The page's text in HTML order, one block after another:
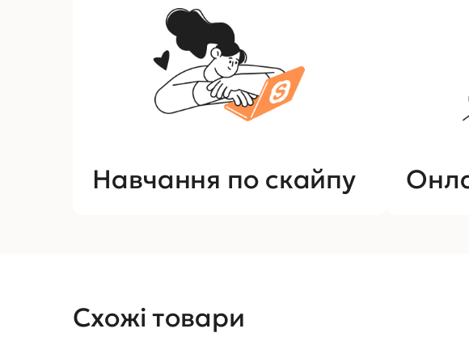
Навчання по скайпу
Схожі товари